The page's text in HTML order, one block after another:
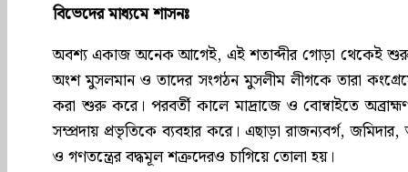
বিভেদের মাধ্যমে শাসনঃ
অবশ্য একাজ অনেক আগেই, এই শতাব্দীর গোড়া থেকেই শুরু
অংশ মুসলমান ও তাদের সংগঠন মুসলীম লীগকে তারা
করা শুরু করে। পরবর্তী কালে মাদ্রাজে ও বোম্বাইতে
সম্প্রদায় প্রভৃতিকে ব্যবহার করে। এছাড়া রাজন্যবর্গ,
ও গণতন্ত্রের বদ্ধমূল শত্রুদেরও চাগিয়ে তোলা হয়।